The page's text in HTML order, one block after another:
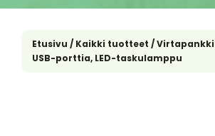
Etusivu / Kaikki tuotteet / Virtapankki
USB-porttia, LED-taskulamppu